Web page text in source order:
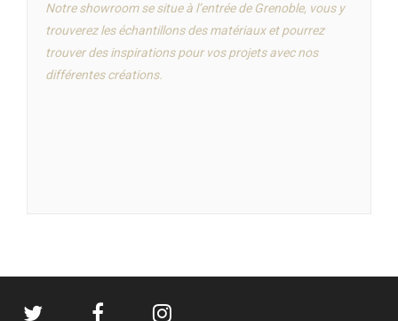
Notre showroom se situe à l’entrée de Grenoble, vous y
trouverez les échantillons des matériaux et pourrez
trouver des inspirations pour vos projets avec nos
différentes créations.